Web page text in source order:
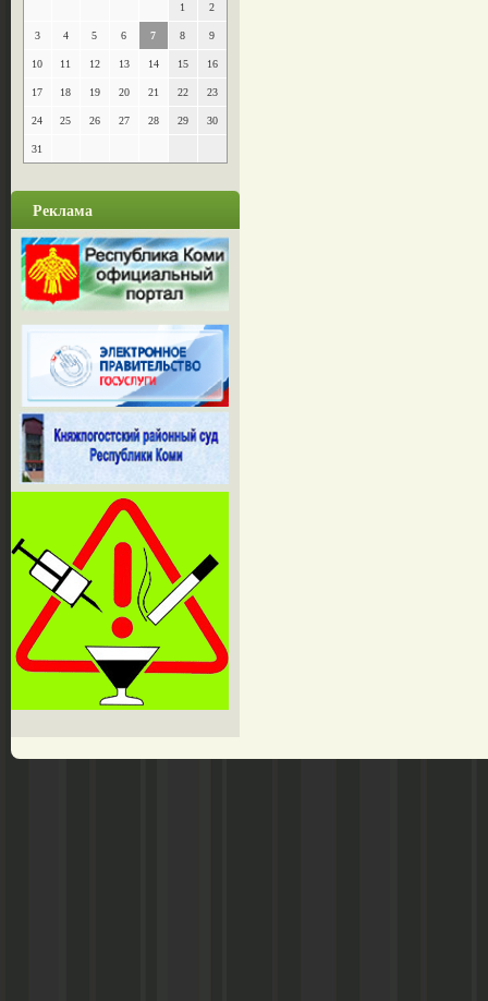
1 2
3 4 5 6 7 8 9
10 11 12 13 14 15 16
17 18 19 20 21 22 23
24 25 26 27 28 29 30
31
Реклама